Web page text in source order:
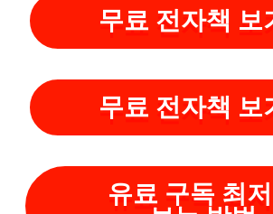
무료 전자책 보
무료 전자책 보
유료 구독 최